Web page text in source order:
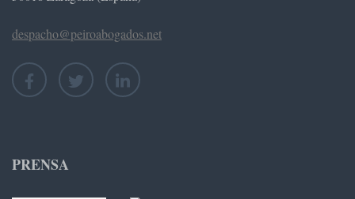
despacho@peiroabogados.net
PRENSA